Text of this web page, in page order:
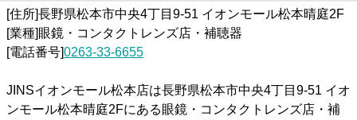
[住所]長野県松本市中央4丁目9-51 イオンモール松本晴庭2F
[業種]眼鏡・コンタクトレンズ店・補聴器
[電話番号]0263-33-6655
JINSイオンモール松本店は長野県松本市中央4丁目9-51 イオ
ンモール松本晴庭2Fにある眼鏡・コンタクトレンズ店・補